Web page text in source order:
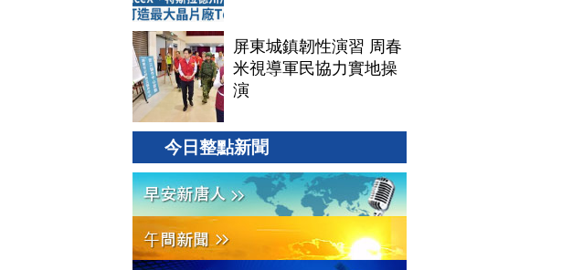
屏東城鎮韌性演習 周春
米視導軍民協力實地操
演
今日整點新聞